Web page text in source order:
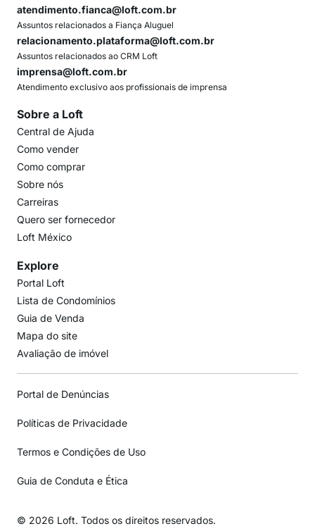
atendimento.fianca@loft.com.br
Assuntos relacionados a Fiança Aluguel
relacionamento.plataforma@loft.com.br
Assuntos relacionados ao CRM Loft
imprensa@loft.com.br
Atendimento exclusivo aos profissionais de imprensa
Sobre a Loft
Central de Ajuda
Como vender
Como comprar
Sobre nós
Carreiras
Quero ser fornecedor
Loft México
Explore
Portal Loft
Lista de Condomínios
Guia de Venda
Mapa do site
Avaliação de imóvel
Portal de Denúncias
Políticas de Privacidade
Termos e Condições de Uso
Guia de Conduta e Ética
© 2026 Loft. Todos os direitos reservados.